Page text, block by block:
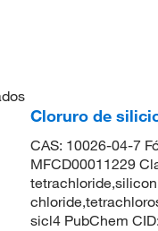
Cloruro de
CAS: 10026-04-7
MFCD00011229
sicl4 PubChem